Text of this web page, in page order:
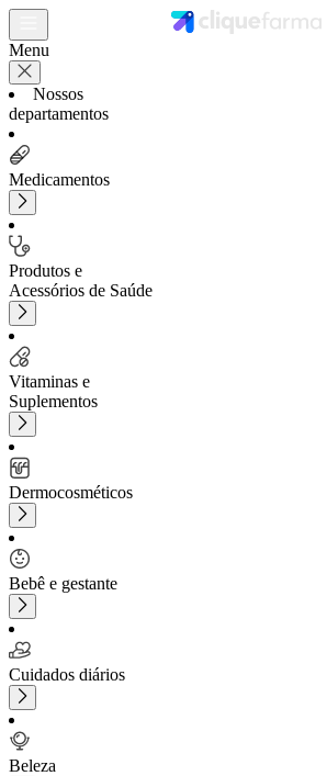
Menu
Nossos
departamentos
Medicamentos
Produtos e
Acessórios de Saúde
Vitaminas e
Suplementos
Dermocosméticos
Bebê e gestante
Cuidados diários
Beleza